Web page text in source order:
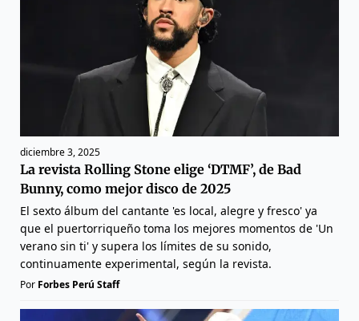
diciembre 3, 2025
La revista Rolling Stone elige ‘DTMF’, de Bad
Bunny, como mejor disco de 2025
El sexto álbum del cantante 'es local, alegre y fresco' ya
que el puertorriqueño toma los mejores momentos de 'Un
verano sin ti' y supera los límites de su sonido,
continuamente experimental, según la revista.
Por Forbes Perú Staff